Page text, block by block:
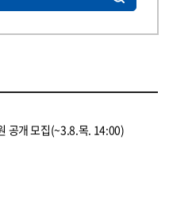
공개 모집(~3.8.목. 14:00)